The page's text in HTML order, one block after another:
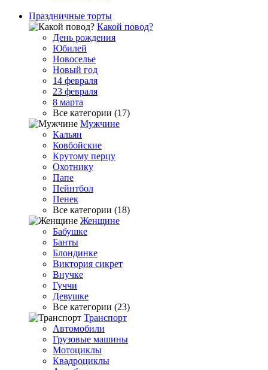
Праздничные торты
Какой повод?
День рождения
Юбилей
Новоселье
Новый год
14 февраля
23 февраля
8 марта
Все категории (17)
Мужчине
Кальян
Ковбойские
Крутому перцу
Охотнику
Папе
Пейнтбол
Пенек
Все категории (18)
Женщине
Бабушке
Банты
Блондинке
Виктория сикрет
Внучке
Гуччи
Девушке
Все категории (23)
Транспорт
Автомобили
Грузовые машины
Мотоциклы
Квадроциклы